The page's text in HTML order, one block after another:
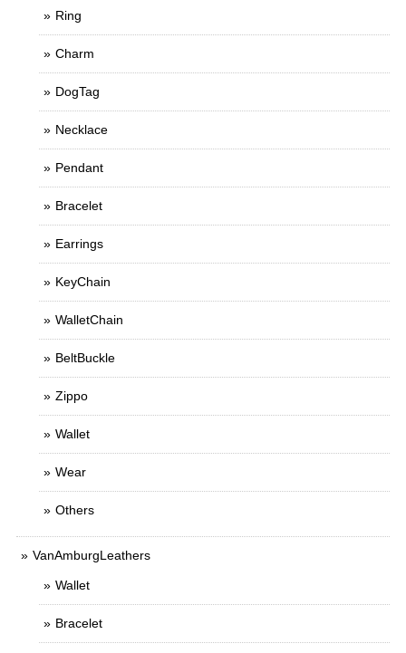
Ring
Charm
DogTag
Necklace
Pendant
Bracelet
Earrings
KeyChain
WalletChain
BeltBuckle
Zippo
Wallet
Wear
Others
VanAmburgLeathers
Wallet
Bracelet